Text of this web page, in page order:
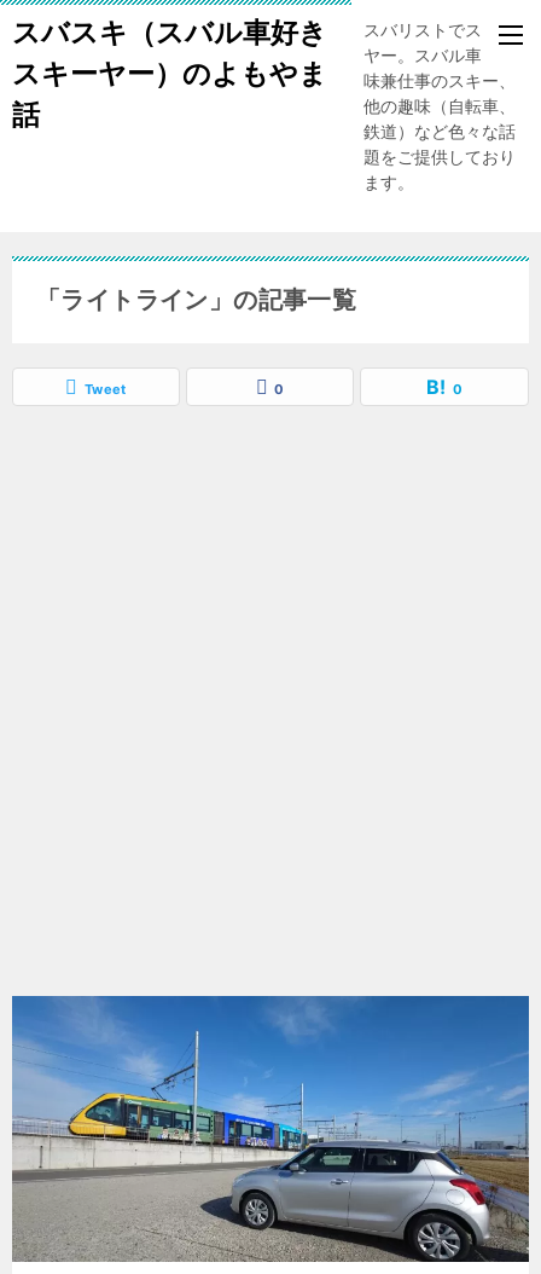
スバスキ（スバル車好き
スキーヤー）のよもやま
話
スバリストでスキー
ヤー。スバル車、趣
味兼仕事のスキー、
他の趣味（自転車、
鉄道）など色々な話
題をご提供しており
ます。
「ライトライン」の記事一覧
Tweet 0 0